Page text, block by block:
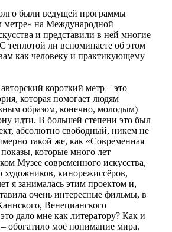
были ведущей программы
метре» на Международной
и представили в ней многие
теплотой ли вспоминаете об этом
как человеку и практикующему
короткий метр – это
которая помогает людям
образом, конечно, молодым)
идти. В большей степени это был
абсолютно свободный, никем не
такой же, как «Современная
которые много лет
Музее современного искусства,
художников, кинорежиссёров,
я занималась этим проектом и,
очень интересные фильмы, в
Венецианского
дало мне как литератору? Как и
– обогатило моё понимание мира.